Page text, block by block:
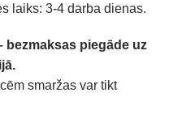
laiks: 3-4 darba dienas.
bezmaksas piegāde uz
smaržas var tikt